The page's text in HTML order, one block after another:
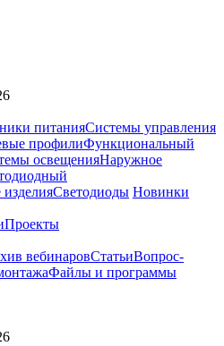
питанияСистемы управления
профилиФункциональный
освещенияНаружное
Светодиоды Новинки
Проекты
вебинаровСтатьиВопрос-
Файлы и программы